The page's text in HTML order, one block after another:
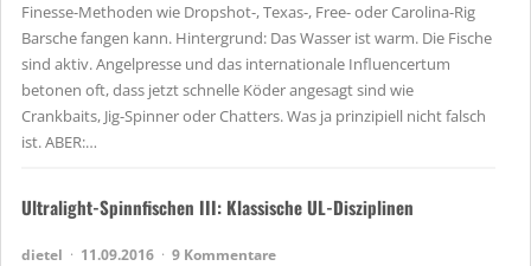
Finesse-Methoden wie Dropshot-, Texas-, Free- oder Carolina-Rig
Barsche fangen kann. Hintergrund: Das Wasser ist warm. Die Fische
sind aktiv. Angelpresse und das internationale Influencertum
betonen oft, dass jetzt schnelle Köder angesagt sind wie
Crankbaits, Jig-Spinner oder Chatters. Was ja prinzipiell nicht falsch
ist. ABER:…
Ultralight-Spinnfischen III: Klassische UL-Disziplinen
dietel 11.09.2016 9 Kommentare